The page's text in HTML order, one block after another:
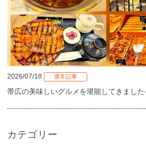
2026/07/18 通常記事
帯広の美味しいグルメを堪能してきました
カテゴリー